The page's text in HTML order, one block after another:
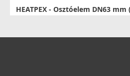
HEATPEX - Osztóelem DN63